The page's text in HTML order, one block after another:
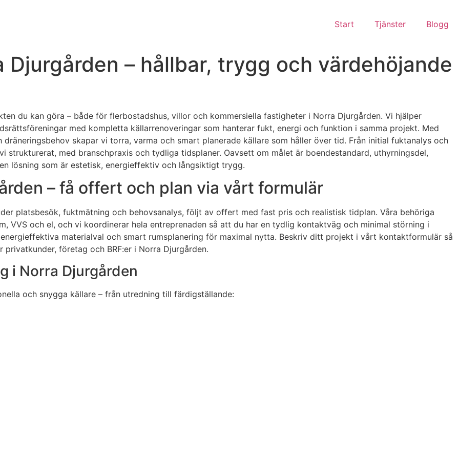
Start Tjänster Blogg
Djurgården – hållbar, trygg och värdehöjande
du kan göra – både för flerbostadshus, villor och kommersiella fastigheter i Norra Djurgården. Vi hjälper
med kompletta källarrenoveringar som hanterar fukt, energi och funktion i samma projekt. Med
skapar vi torra, varma och smart planerade källare som håller över tid. Från initial fuktanalys och
med branschpraxis och tydliga tidsplaner. Oavsett om målet är boendestandard, uthyrningsdel,
lösning som är estetisk, energieffektiv och långsiktigt trygg.
– få offert och plan via vårt formulär
platsbesök, fuktmätning och behovsanalys, följt av offert med fast pris och realistisk tidplan. Våra behöriga
VVS och el, och vi koordinerar hela entreprenaden så att du har en tydlig kontaktväg och minimal störning i
materialval och smart rumsplanering för maximal nytta. Beskriv ditt projekt i vårt kontaktformulär så
företag och BRF:er i Norra Djurgården.
i Norra Djurgården
och snygga källare – från utredning till färdigställande: